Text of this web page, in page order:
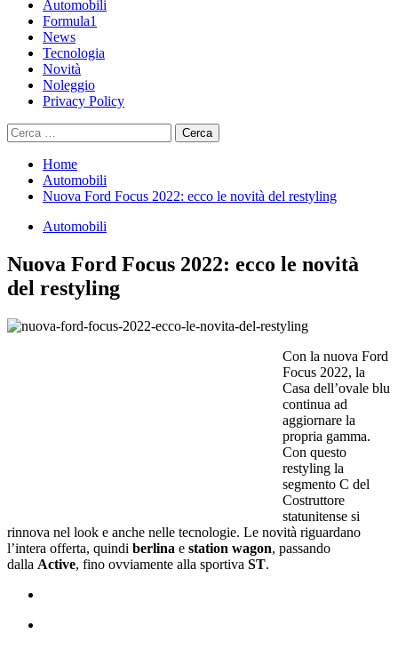
Automobili
Formula1
News
Tecnologia
Novità
Noleggio
Privacy Policy
Ricerca
per:
Home
Automobili
Nuova Ford Focus 2022: ecco le novità del restyling
Automobili
Nuova Ford Focus 2022: ecco le novità
del restyling
Con la nuova Ford
Focus 2022, la
Casa dell’ovale blu
continua ad
aggiornare la
propria gamma.
Con questo
restyling la
segmento C del
Costruttore
statunitense si
rinnova nel look e anche nelle tecnologie. Le novità riguardano
l’intera offerta, quindi berlina e station wagon, passando
dalla Active, fino ovviamente alla sportiva ST.